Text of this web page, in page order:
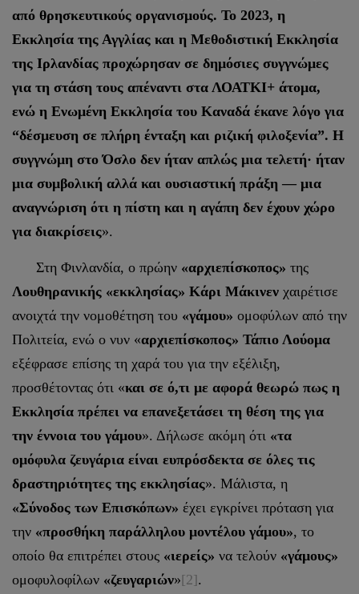
από θρησκευτικούς οργανισμούς. Το 2023, η
Εκκλησία της Αγγλίας και η Μεθοδιστική Εκκλησία
της Ιρλανδίας προχώρησαν σε δημόσιες συγγνώμες
για τη στάση τους απέναντι στα ΛΟΑΤΚΙ+ άτομα,
ενώ η Ενωμένη Εκκλησία του Καναδά έκανε λόγο για
“δέσμευση σε πλήρη ένταξη και ριζική φιλοξενία”. Η
συγγνώμη στο Όσλο δεν ήταν απλώς μια τελετή· ήταν
μια συμβολική αλλά και ουσιαστική πράξη — μια
αναγνώριση ότι η πίστη και η αγάπη δεν έχουν χώρο
για διακρίσεις».
Στη Φινλανδία, ο πρώην «αρχιεπίσκοπος» της
Λουθηρανικής «εκκλησίας» Κάρι Μάκινεν χαιρέτισε
ανοιχτά την νομοθέτηση του «γάμου» ομοφύλων από την
Πολιτεία, ενώ ο νυν «αρχιεπίσκοπος» Τάπιο Λούομα
εξέφρασε επίσης τη χαρά του για την εξέλιξη,
προσθέτοντας ότι «και σε ό,τι με αφορά θεωρώ πως η
Εκκλησία πρέπει να επανεξετάσει τη θέση της για
την έννοια του γάμου». Δήλωσε ακόμη ότι «τα
ομόφυλα ζευγάρια είναι ευπρόσδεκτα σε όλες τις
δραστηριότητες της εκκλησίας». Μάλιστα, η
«Σύνοδος των Επισκόπων» έχει εγκρίνει πρόταση για
την «προσθήκη παράλληλου μοντέλου γάμου», το
οποίο θα επιτρέπει στους «ιερείς» να τελούν «γάμους»
ομοφυλοφίλων «ζευγαριών»[2].